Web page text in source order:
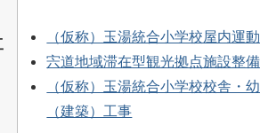
（仮称）玉湯統合小学校屋内運
宍道地域滞在型観光拠点施設整
（仮称）玉湯統合小学校校舎・
（建築）工事